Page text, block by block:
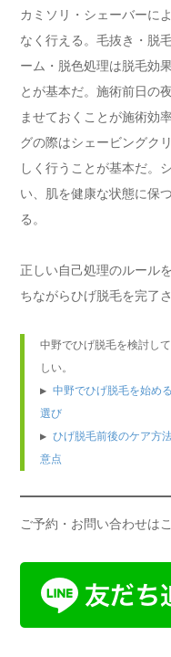
カミソリ・シェーバーに
なく行える。毛抜き・脱
ーム・脱色処理は脱毛効
とが基本だ。施術前日の
ませておくことが施術効
グの際はシェービングク
しく行うことが基本だ。
い、肌を健康な状態に保
る。
正しい自己処理のルール
ちながらひげ脱毛を完了
中野でひげ脱毛を検討し
しい。
▶ 中野でひげ脱毛を始め
選び
▶ ひげ脱毛前後のケア方
意点
ご予約・お問い合わせは